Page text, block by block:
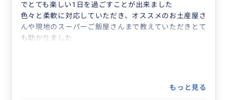
でとても楽しい1日を過ごすことが出来ました
色々と柔軟に対応していただき、オススメのお土産屋さ
んや現地のスーパーご飯屋さんまで教えていただきとて
も助かりました
もっと見る